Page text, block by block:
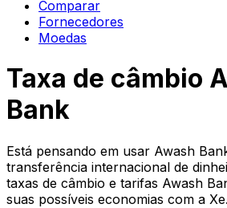
Comparar
Fornecedores
Moedas
Taxa de câmbio
Bank
Está pensando em usar Awash
transferência internacional de
taxas de câmbio e tarifas Awash
suas possíveis economias com a Xe.